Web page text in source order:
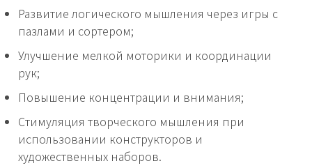
Развитие логического мышления через игры с
пазлами и сортером;
Улучшение мелкой моторики и координации
рук;
Повышение концентрации и внимания;
Стимуляция творческого мышления при
использовании конструкторов и
художественных наборов.